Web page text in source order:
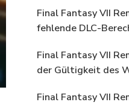
Final Fantasy VII
fehlende DLC-
Final Fantasy VII
der Gültigkeit des
Final Fantasy VII